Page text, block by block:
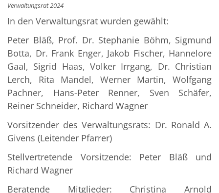
Verwaltungsrat 2024
In den Verwaltungsrat wurden gewählt:
Peter Bläß, Prof. Dr. Stephanie Böhm, Sigmund
Botta, Dr. Frank Enger, Jakob Fischer, Hannelore
Gaal, Sigrid Haas, Volker Irrgang, Dr. Christian
Lerch, Rita Mandel, Werner Martin, Wolfgang
Pachner, Hans-Peter Renner, Sven Schäfer,
Reiner Schneider, Richard Wagner
Vorsitzender des Verwaltungsrats: Dr. Ronald A.
Givens (Leitender Pfarrer)
Stellvertretende Vorsitzende: Peter Bläß und
Richard Wagner
Beratende Mitglieder: Christina Arnold